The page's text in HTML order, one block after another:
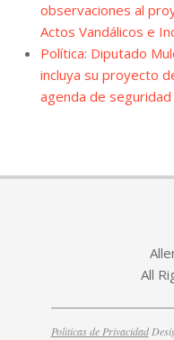
observaciones al
Actos Vandálicos e
Política: Diputado
incluya su proyecto
agenda de seguridad
All
Politicas de Privacidad